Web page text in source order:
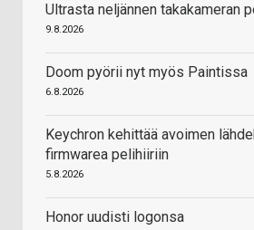
Ultrasta neljännen takakameran
9.8.2026
Doom pyörii nyt myös Paintissa
6.8.2026
Keychron kehittää avoimen
firmwarea pelihiiriin
5.8.2026
Honor uudisti logonsa